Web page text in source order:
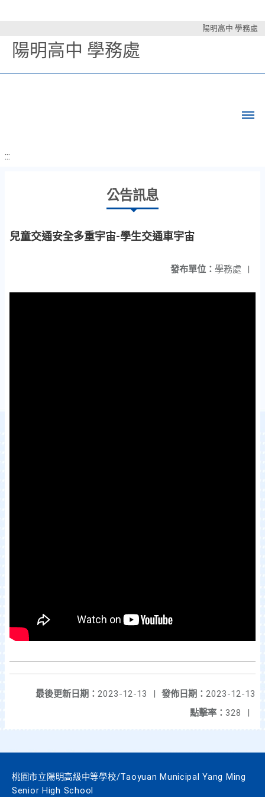
陽明高中 學務處
陽明高中 學務處
:::
公告訊息
兒童交通安全多重宇宙-學生交通車宇宙
發布單位： 學務處 |
發佈日期： 2023-12-13
最後更新日期： 2023-12-13
|
點擊率： 328 |
桃園市立陽明高級中等學校/Taoyuan Municipal Yang Ming
Senior High School